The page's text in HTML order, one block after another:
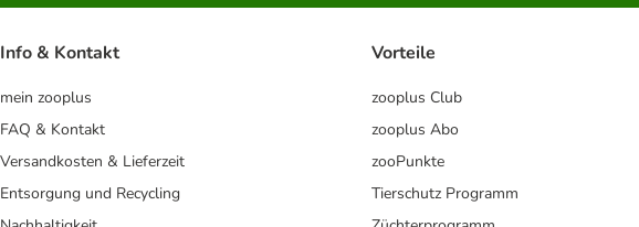
Info & Kontakt
mein zooplus
FAQ & Kontakt
Versandkosten & Lieferzeit
Entsorgung und Recycling
Vorteile
zooplus Club
zooplus Abo
zooPunkte
Tierschutz Programm